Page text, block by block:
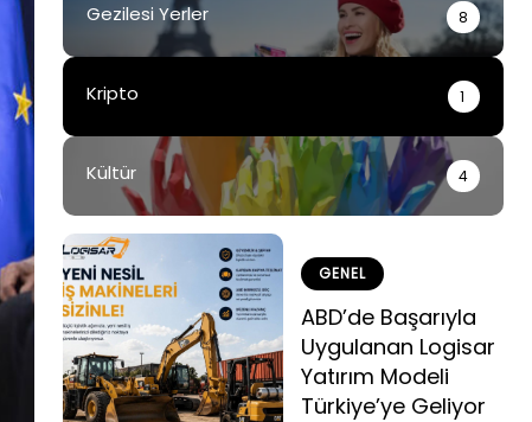
Gezilesi Yerler 8
Kripto 1
Kültür 4
GENEL
ABD’de Başarıyla
Uygulanan Logisar
Yatırım Modeli
Türkiye’ye Geliyor